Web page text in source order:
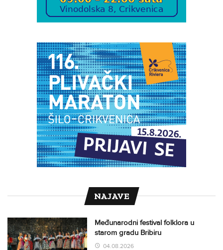
NAJAVE
Međunarodni festival folklora u
starom gradu Bribiru
04.08.2026